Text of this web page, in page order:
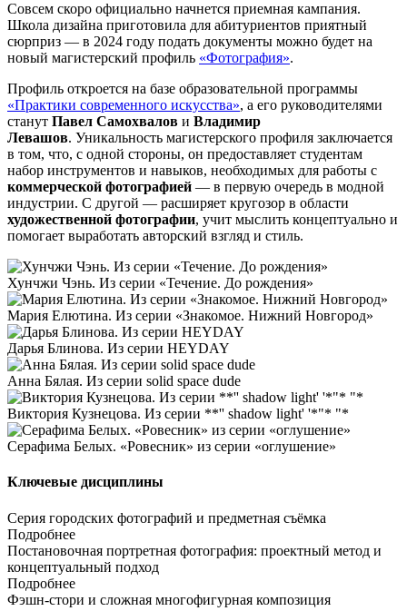
Совсем скоро официально начнется приемная кампания.
Школа дизайна приготовила для абитуриентов приятный
сюрприз — в 2024 году подать документы можно будет на
новый магистерский профиль «Фотография».
Профиль откроется на базе образовательной программы
«Практики современного искусства», а его руководителями
станут Павел Самохвалов и Владимир
Левашов. Уникальность магистерского профиля заключается
в том, что, с одной стороны, он предоставляет студентам
набор инструментов и навыков, необходимых для работы с
коммерческой фотографией — в первую очередь в модной
индустрии. С другой — расширяет кругозор в области
художественной фотографии, учит мыслить концептуально и
помогает выработать авторский взгляд и стиль.
Хунчжи Чэнь. Из серии «Течение. До рождения»
Мария Елютина. Из серии «Знакомое. Нижний Новгород»
Дарья Блинова. Из серии HEYDAY
Анна Бялая. Из серии solid space dude
Виктория Кузнецова. Из серии **'' shadow light' '*"* "*
Серафима Белых. «Ровесник» из серии «оглушение»
Ключевые дисциплины
Серия городских фотографий и предметная съёмка
Подробнее
Постановочная портретная фотография: проектный метод и
концептуальный подход
Подробнее
Фэшн-стори и сложная многофигурная композиция